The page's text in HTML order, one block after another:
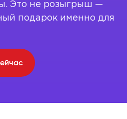
Это не розыгрыш —
подарок именно для